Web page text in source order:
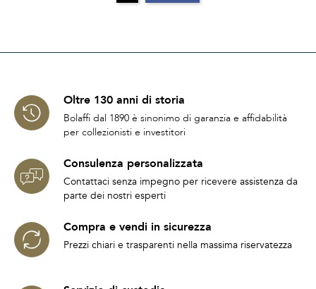
Oltre 130 anni di storia
Bolaffi dal 1890 è sinonimo di garanzia e affidabilità
per collezionisti e investitori
Consulenza personalizzata
Contattaci senza impegno per ricevere assistenza da
parte dei nostri esperti
Compra e vendi in sicurezza
Prezzi chiari e trasparenti nella massima riservatezza